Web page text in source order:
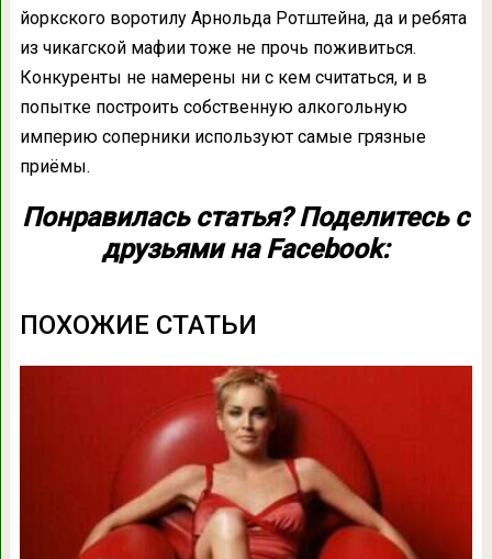
йоркского воротилу Арнольда Ротштейна, да и ребята
из чикагской мафии тоже не прочь поживиться.
Конкуренты не намерены ни с кем считаться, и в
попытке построить собственную алкогольную
империю соперники используют самые грязные
приёмы.
Понравилась статья? Поделитесь с
друзьями на Facebook:
ПОХОЖИЕ СТАТЬИ